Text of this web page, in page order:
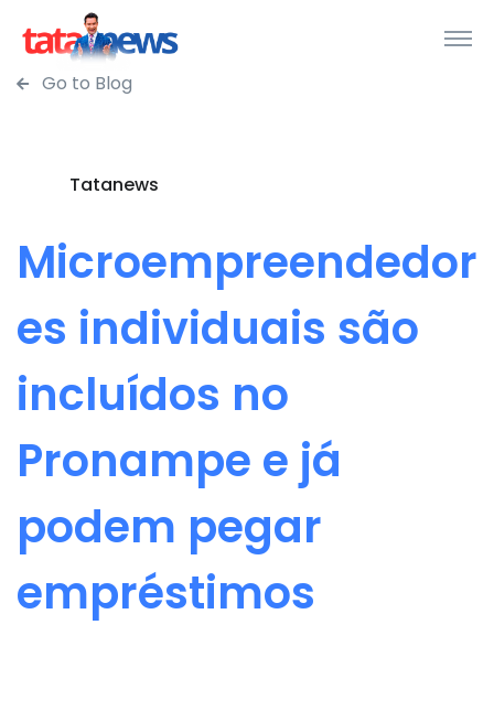
Go to Blog
Tatanews
Microempreendedor
es individuais são
incluídos no
Pronampe e já
podem pegar
empréstimos